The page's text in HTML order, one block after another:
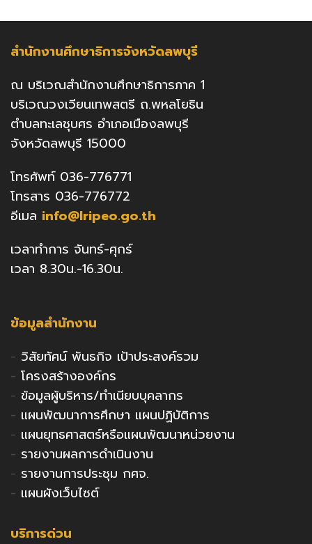
สำนักงานศึกษาธิการจังหวัดลพบุรี
ณ บริเวณสำนักงานศึกษาธิการภาค 1
บริเวณวงเวียนเทพสตรี ถ.พหลโยธิน
ตำบลทะเลชุบศร อำเภอเมืองลพบุรี
จังหวัดลพบุรี 15000
โทรศัพท์ 036-776771
โทรสาร 036-776772
อีเมล info@lripeo.go.th
เวลาทำการ จันทร์-ศุกร์
เวลา 8.30น.-16.30น.
ข้อมูลสำนักงาน
- วิสัยทัศน์ พันธกิจ เป้าประสงค์รวม
- โครงสร้างองค์กร
- ข้อมูลผู้บริหาร/ทำเนียบบุคลากร
- แผนพัฒนาการศึกษา แผนปฏิบัติการ
- แผนยุทธศาสตร์หรือแผนพัฒนาหน่วยงาน
- รายงานผลการดำเนินงาน
- รายงานการประชุม กศจ.
- แผนผังเว็บไซต์
บริการด่วน